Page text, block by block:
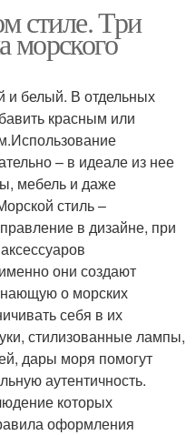
стиле. Три
морского
и белый. В отдельных
красным или
– в идеале из нее
мебель и даже
стиль –
в дизайне, при
они создают
о морских
себя в их
стилизованные лампы,
дары моря помогут
аутентичность.
которых
оформления